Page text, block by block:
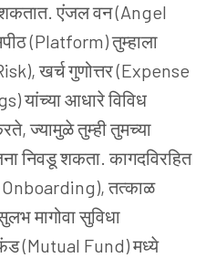
एंजल वन (Angel
(Platform) तुम्हाला
खर्च गुणोत्तर (Expense
यांच्या आधारे विविध
ज्यामुळे तुम्ही तुमच्या
निवडू शकता. कागदविरहित
Onboarding), तत्काळ
मागोवा सुविधा
(Mutual Fund) मध्ये